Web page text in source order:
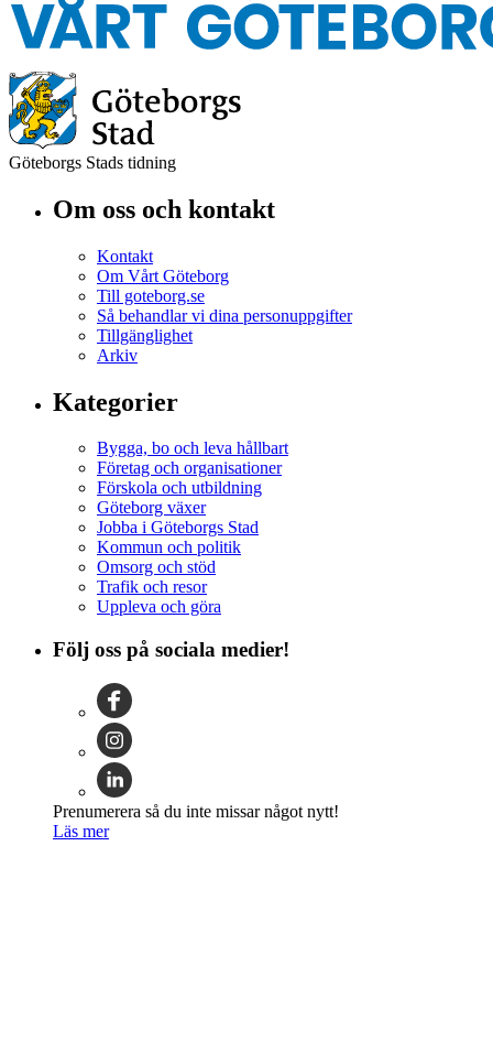
Göteborgs Stads tidning
Om oss och kontakt
Kontakt
Om Vårt Göteborg
Till goteborg.se
Så behandlar vi dina personuppgifter
Tillgänglighet
Arkiv
Kategorier
Bygga, bo och leva hållbart
Företag och organisationer
Förskola och utbildning
Göteborg växer
Jobba i Göteborgs Stad
Kommun och politik
Omsorg och stöd
Trafik och resor
Uppleva och göra
Följ oss på sociala medier!
Prenumerera så du inte missar något nytt!
Läs mer